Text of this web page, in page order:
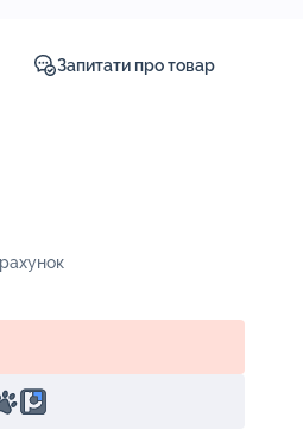
Запитати про товар